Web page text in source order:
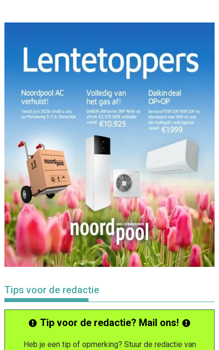
Tips voor de redactie
Tip voor de redactie? Mail ons!
Heb je een tip of opmerking? Stuur de redactie van